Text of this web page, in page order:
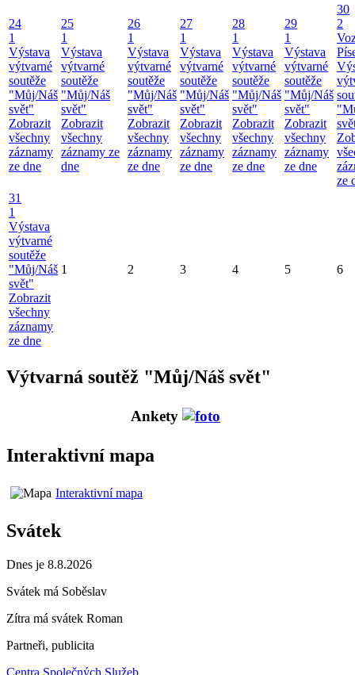
24
1
Výstava
výtvarné
soutěže
"Můj/Náš
svět"
Zobrazit
všechny
záznamy
ze dne
25
1
Výstava
výtvarné
soutěže
"Můj/Náš
svět"
Zobrazit
všechny
záznamy ze
dne
26
1
Výstava
výtvarné
soutěže
"Můj/Náš
svět"
Zobrazit
všechny
záznamy
ze dne
27
1
Výstava
výtvarné
soutěže
"Můj/Náš
svět"
Zobrazit
všechny
záznamy
ze dne
28
1
Výstava
výtvarné
soutěže
"Můj/Náš
svět"
Zobrazit
všechny
záznamy
ze dne
29
1
Výstava
výtvarné
soutěže
"Můj/Náš
svět"
Zobrazit
všechny
záznamy
ze dne
30
2
ze
31
1
Výstava
výtvarné
soutěže
"Můj/Náš
svět"
Zobrazit
všechny
záznamy
ze dne
1 2 3 4 5 6
Výtvarná soutěž "Můj/Náš svět"
Ankety
Interaktivní mapa
Interaktivní mapa
Svátek
Dnes je 8.8.2026
Svátek má Soběslav
Zítra má svátek Roman
Partneři, publicita
Centra Společných Služeb